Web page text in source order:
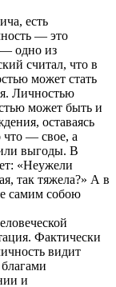
есть
— это
— одно из
считал, что в
может стать
Личностью
может быть и
оставаясь
что — свое, а
выгоды. В
«Неужели
так тяжела?» А в
самим собою
Фактически
видит
и